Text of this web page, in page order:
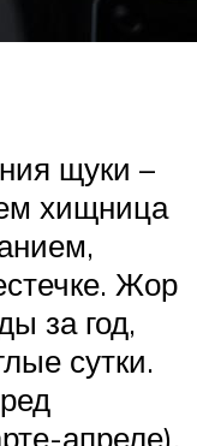
щуки –
хищница
Жор
за год,
сутки.
апреле),